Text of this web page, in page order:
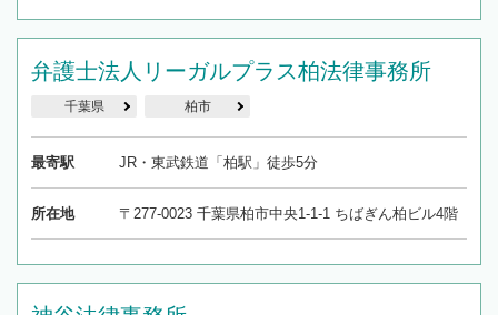
弁護士法人リーガルプラス柏法律事務所
千葉県 柏市
最寄駅 JR・東武鉄道「柏駅」徒歩5分
所在地 〒277-0023 千葉県柏市中央1-1-1 ちばぎん柏ビル4階